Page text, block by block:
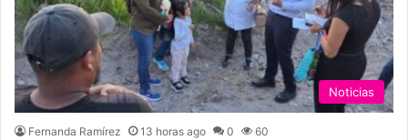
Noticias
Fernanda Ramírez 13 horas ago 0 60